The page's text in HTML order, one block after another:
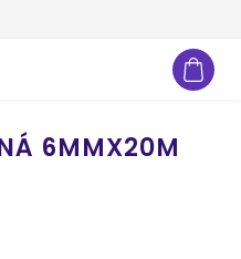
Hľadať
6MMX20M